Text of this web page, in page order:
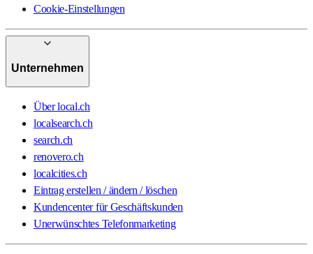
Cookie-Einstellungen
Unternehmen
Über local.ch
localsearch.ch
search.ch
renovero.ch
localcities.ch
Eintrag erstellen / ändern / löschen
Kundencenter für Geschäftskunden
Unerwünschtes Telefonmarketing